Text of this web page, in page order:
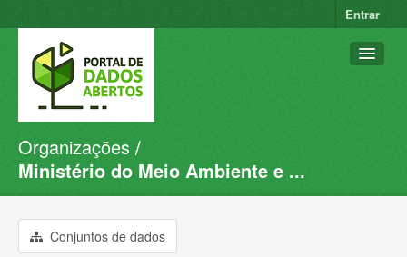
Entrar
Conjuntos de dados
Organizações
Sobre
Organizações
Ministério do Meio Ambiente e ...
Conjuntos de dados